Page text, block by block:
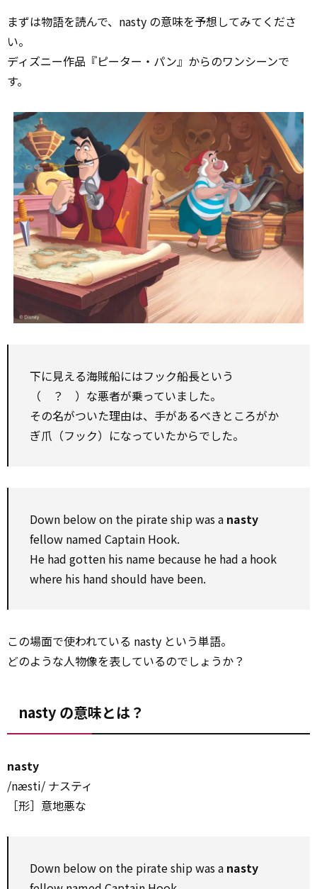
まずは物語を読んで、nasty の意味を予想してみてくださ
い。
ディズニー作品『ピーター・パン』からのワンシーンで
す。
下に見える海賊船にはフック船長という
（ ？ ）な悪者が乗っていました。
その名がついた理由は、手があるべきところがか
ぎ爪（フック）になっていたからでした。
Down below on the pirate ship was a nasty
fellow named Captain Hook.
He had gotten his name because he had a hook
where his hand should have been.
この場面で使われている nasty という単語。
どのような人物像を表しているのでしょうか？
nasty の意味とは？
nasty
/næsti/ ナスティ
［形］意地悪な
Down below on the pirate ship was a nasty